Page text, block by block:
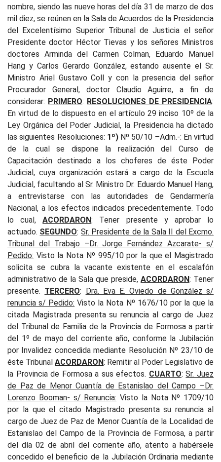
nombre, siendo las nueve horas del día 31 de marzo de dos
mil diez, se reúnen en la Sala de Acuerdos de la Presidencia
del Excelentísimo Superior Tribunal de Justicia el señor
Presidente doctor Héctor Tievas y los señores Ministros
doctores Arminda del Carmen Colman, Eduardo Manuel
Hang y Carlos Gerardo González, estando ausente el Sr.
Ministro Ariel Gustavo Coll y con la presencia del señor
Procurador General, doctor Claudio Aguirre, a fin de
considerar: PRIMERO: RESOLUCIONES DE PRESIDENCIA:
En virtud de lo dispuesto en el artículo 29 inciso 10º de la
Ley Orgánica del Poder Judicial, la Presidencia ha dictado
las siguientes Resoluciones: 1º)Nº 50/10 –Adm.-: En virtud
de la cual se dispone la realización del Curso de
Capacitación destinado a los choferes de éste Poder
Judicial, cuya organización estará a cargo de la Escuela
Judicial, facultando al Sr. Ministro Dr. Eduardo Manuel Hang,
a entrevistarse con las autoridades de Gendarmería
Nacional, a los efectos indicados precedentemente. Todo
lo cual,ACORDARON: Tener presente y aprobar lo
actuado. SEGUNDO: Sr. Presidente de la Sala II del Excmo.
Tribunal del Trabajo –Dr. Jorge Fernández Azcarate- s/
Pedido: Visto la Nota Nº 995/10 por la que el Magistrado
solicita se cubra la vacante existente en el escalafón
administrativo de la Sala que preside, ACORDARON: Tener
presente. TERCERO: Dra. Eva E. Oviedo de González s/
renuncia s/ Pedido: Visto la Nota Nº 1676/10 por la que la
citada Magistrada presenta su renuncia al cargo de Juez
del Tribunal de Familia de la Provincia de Formosa a partir
del 1º de mayo del corriente año, conforme la Jubilación
por Invalidez concedida mediante Resolución Nº 23/10 de
éste Tribunal ACORDARON: Remitir al Poder Legislativo de
la Provincia de Formosa a sus efectos. CUARTO:Sr. Juez
de Paz de Menor Cuantía de Estanislao del Campo –Dr.
Lorenzo Booman- s/ Renuncia: Visto la Nota Nº 1709/10
por la que el citado Magistrado presenta su renuncia al
cargo de Juez de Paz de Menor Cuantía de la Localidad de
Estanislao del Campo de la Provincia de Formosa, a partir
del día 02 de abril del corriente año, atento a habérsele
concedido el beneficio de la Jubilación Ordinaria mediante